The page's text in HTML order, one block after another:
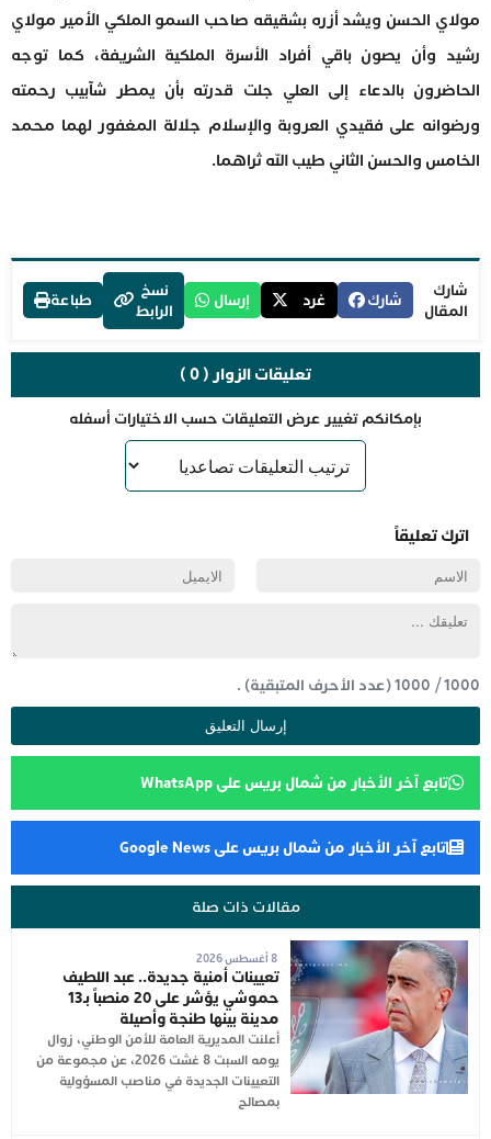
مولاي الحسن ويشد أزره بشقيقه صاحب السمو الملكي الأمير مولاي
رشيد وأن يصون باقي أفراد الأسرة الملكية الشريفة، كما توجه
الحاضرون بالدعاء إلى العلي جلت قدرته بأن يمطر شآبيب رحمته
ورضوانه على فقيدي العروبة والإسلام جلالة المغفور لهما محمد
الخامس والحسن الثاني طيب الله ثراهما.
شارك
المقال
شارك غرد إرسال
نسخ
الرابط
طباعة
تعليقات الزوار ( 0 )
بإمكانكم تغيير عرض التعليقات حسب الاختيارات أسفله
اترك تعليقاً
1000
/
1000(عدد الأحرف المتبقية) .
تابع آخر الأخبار من شمال بريس على WhatsApp
تابع آخر الأخبار من شمال بريس على Google News
مقالات ذات صلة
8 أغسطس 2026
تعيينات أمنية جديدة.. عبد اللطيف
حموشي يؤشر على 20 منصباً بـ13
مدينة بينها طنجة وأصيلة
أعلنت المديرية العامة للأمن الوطني، زوال
يومه السبت 8 غشت 2026، عن مجموعة من
التعيينات الجديدة في مناصب المسؤولية
بمصالح